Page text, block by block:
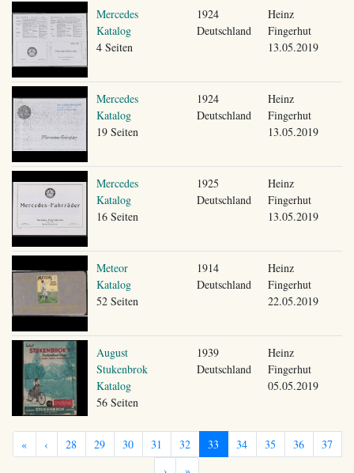
Mercedes
Katalog
4 Seiten
1924
Deutschland
Heinz
Fingerhut
13.05.2019
Mercedes
Katalog
19 Seiten
1924
Deutschland
Heinz
Fingerhut
13.05.2019
Mercedes
Katalog
16 Seiten
1925
Deutschland
Heinz
Fingerhut
13.05.2019
Meteor
Katalog
52 Seiten
1914
Deutschland
Heinz
Fingerhut
22.05.2019
August
Stukenbrok
Katalog
56 Seiten
1939
Deutschland
Heinz
Fingerhut
05.05.2019
« ‹ 28 29 30 31 32 33 34 35 36
37
›
»